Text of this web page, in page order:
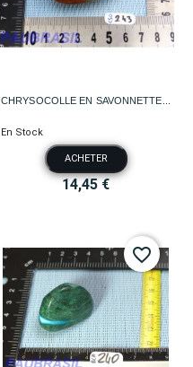
CHRYSOCOLLE EN SAVONNETTE...
En Stock
ACHETER
14,45 €
favorite_border